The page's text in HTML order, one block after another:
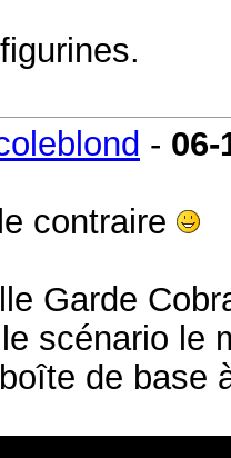
- 06-
contraire
Garde
scénario le
de base